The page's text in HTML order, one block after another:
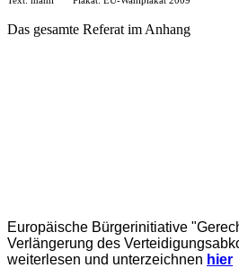
Das gesamte Referat im Anhang
Europäische Bürgerinitiative
Verlängerung des
weiterlesen und unterzeichnen hier